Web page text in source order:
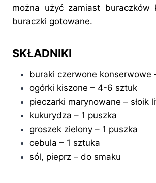
można użyć zamiast buraczków
buraczki gotowane.
SKŁADNIKI
buraki czerwone konserwowe
ogórki kiszone – 4-6 sztuk
pieczarki marynowane – słoik
kukurydza – 1 puszka
groszek zielony – 1 puszka
cebula – 1 sztuka
sól, pieprz – do smaku